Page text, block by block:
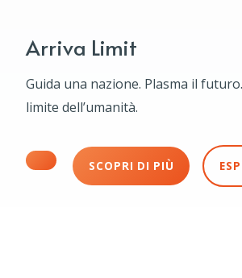
Arriva Limit
Guida una nazione. Plasma il
limite dell’umanità.
SCOPRI DI PIÙ